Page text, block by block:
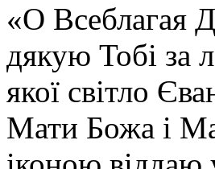
«О Всеблагая
дякую Тобі за
якої світло
Мати Божа і